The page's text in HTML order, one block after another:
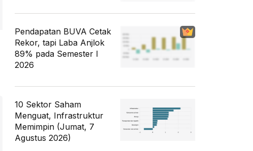
Pendapatan BUVA Cetak
Rekor, tapi Laba Anjlok
89% pada Semester I
2026
10 Sektor Saham
Menguat, Infrastruktur
Memimpin (Jumat, 7
Agustus 2026)